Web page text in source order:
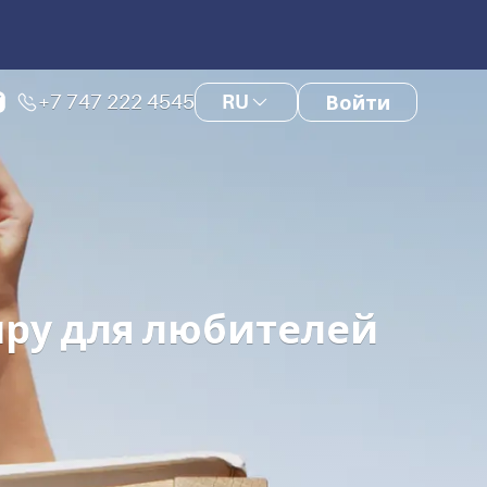
+7 747 222 4545 RU Войти
для любителей